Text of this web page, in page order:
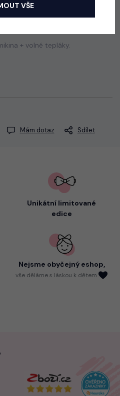
Jak vybrat správnou velikost?
+ volné tepláky.
Mám dotaz Sdílet
Unikátní limitované
edice
Nejsme obyčejný eshop,
vše děláme s láskou k dětem
VŠE